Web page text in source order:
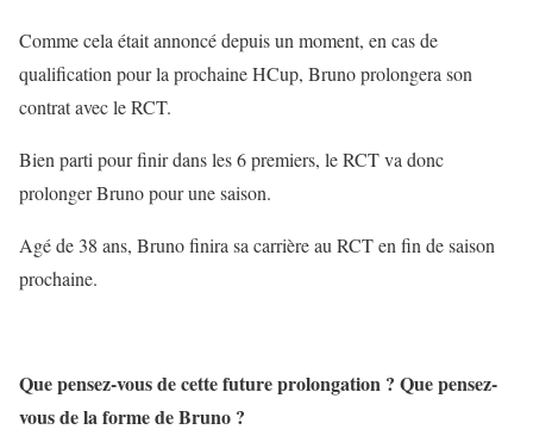
Comme cela était annoncé depuis un moment, en cas de
qualification pour la prochaine HCup, Bruno prolongera son
contrat avec le RCT.
Bien parti pour finir dans les 6 premiers, le RCT va donc
prolonger Bruno pour une saison.
Agé de 38 ans, Bruno finira sa carrière au RCT en fin de saison
prochaine.
Que pensez-vous de cette future prolongation ? Que pensez-
vous de la forme de Bruno ?